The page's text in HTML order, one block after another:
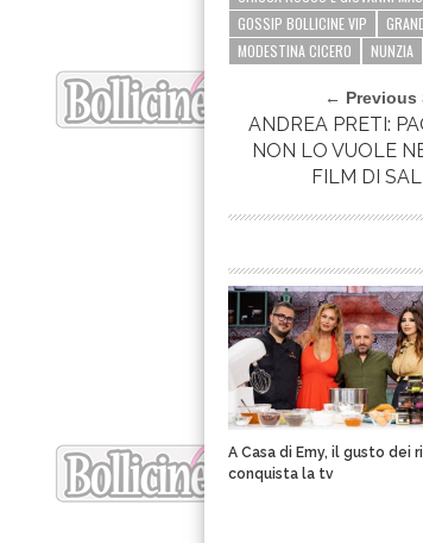
GOSSIP BOLLICINE VIP
MODESTINA CICERO
NUNZIA
← Previous
ANDREA PRETI:
NON LO VUOLE
A Casa di Emy, il gusto dei
conquista la tv